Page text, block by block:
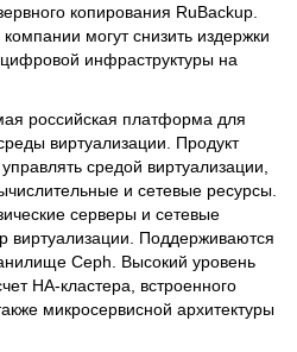
копирования RuBackup.
могут снизить издержки
инфраструктуры на
российская платформа для
виртуализации. Продукт
средой виртуализации,
и сетевые ресурсы.
серверы и сетевые
виртуализации. Поддерживаются
Ceph. Высокий уровень
НА-кластера, встроенного
микросервисной архитектуры